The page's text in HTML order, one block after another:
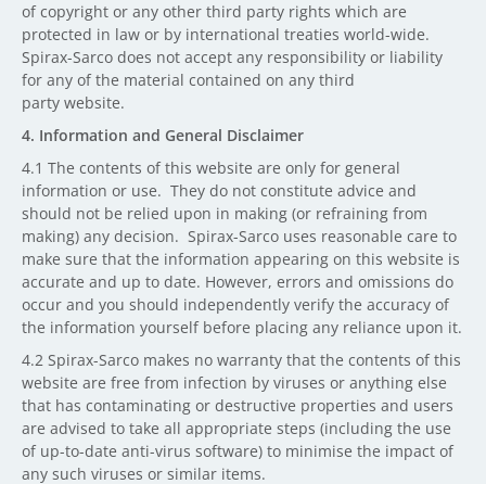
of copyright or any other third party rights which are
protected in law or by international treaties world-wide.
Spirax-Sarco does not accept any responsibility or liability
for any of the material contained on any third
party website.
4. Information and General Disclaimer
4.1 The contents of this website are only for general
information or use. They do not constitute advice and
should not be relied upon in making (or refraining from
making) any decision. Spirax-Sarco uses reasonable care to
make sure that the information appearing on this website is
accurate and up to date. However, errors and omissions do
occur and you should independently verify the accuracy of
the information yourself before placing any reliance upon it.
4.2 Spirax-Sarco makes no warranty that the contents of this
website are free from infection by viruses or anything else
that has contaminating or destructive properties and users
are advised to take all appropriate steps (including the use
of up-to-date anti-virus software) to minimise the impact of
any such viruses or similar items.